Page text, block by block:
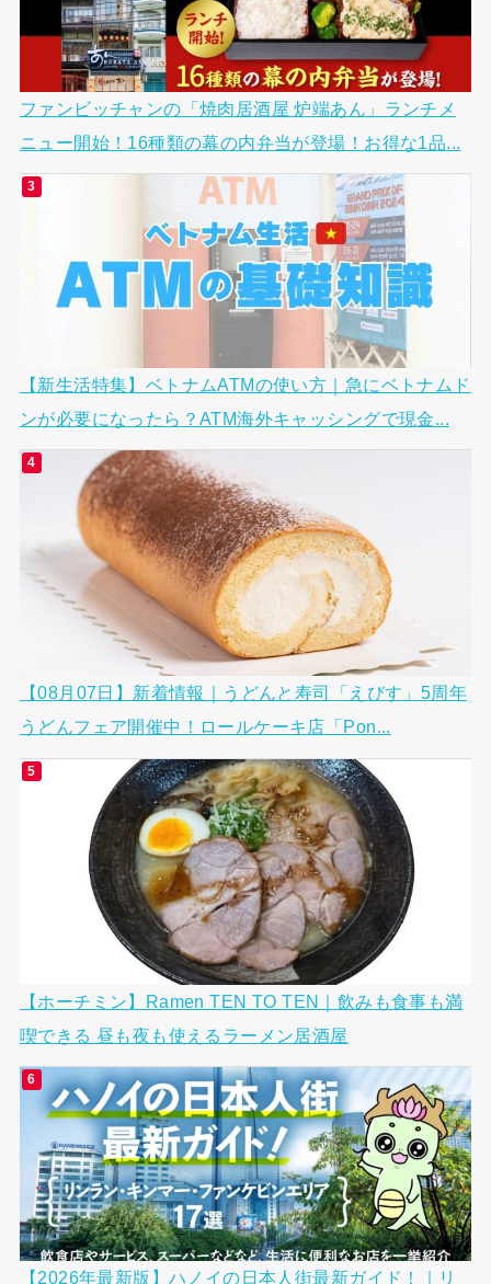
ファンビッチャンの「焼肉居酒屋 炉端あん」ランチメ
ニュー開始！16種類の幕の内弁当が登場！お得な1品...
【新生活特集】ベトナムATMの使い方｜急にベトナムド
ンが必要になったら？ATM海外キャッシングで現金...
【08月07日】新着情報｜うどんと寿司「えびす」5周年
うどんフェア開催中！ロールケーキ店「Pon...
【ホーチミン】Ramen TEN TO TEN｜飲みも食事も満
喫できる 昼も夜も使えるラーメン居酒屋
【2026年最新版】ハノイの日本人街最新ガイド！｜リ